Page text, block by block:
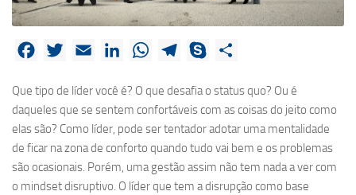
Facebook
Twitter Email LinkedInWhatsAppTelegram
Skype
Que tipo de líder você é? O que desafia o status quo? Ou é
daqueles que se sentem confortáveis com as coisas do jeito como
elas são? Como líder, pode ser tentador adotar uma mentalidade
de ficar na zona de conforto quando tudo vai bem e os problemas
são ocasionais. Porém, uma gestão assim não tem nada a ver com
o mindset disruptivo. O líder que tem a disrupção como base